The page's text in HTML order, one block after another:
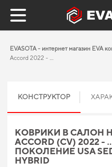
EVASOTA - интернет магазин EVA
Accord 2022 - ...
КОНСТРУКТОР
КОВРИКИ В САЛОН
ACCORD (CV) 2022 -
ПОКОЛЕНИЕ USA
HYBRID